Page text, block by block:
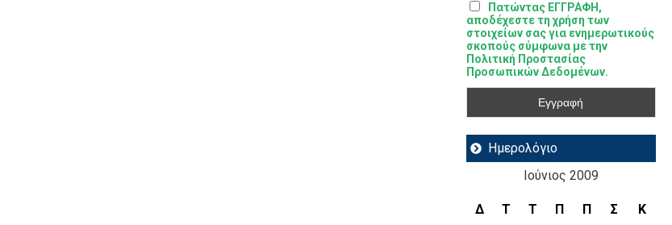
Πατώντας ΕΓΓΡΑΦΗ,
αποδέχεστε τη χρήση των
στοιχείων σας για ενημερωτικούς
σκοπούς σύμφωνα με την
Πολιτική Προστασίας
Προσωπικών Δεδομένων.
Ημερολόγιο
Ιούνιος 2009
Δ Τ Τ Π Π Σ
Κ